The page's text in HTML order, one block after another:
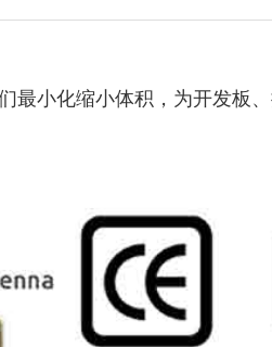
最小化缩小体积，为开发板